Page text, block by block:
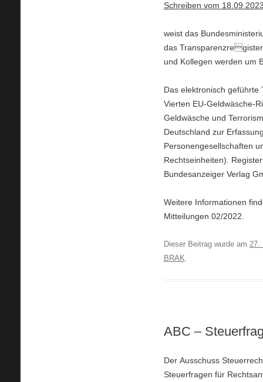
Schreiben vom
weist das
das
und Kollegen werden um
Das elektronisch geführte
Vierten EU-Geldwäsche-
Geldwäsche und
Deutschland zur
Personengesellschaften
Rechtseinheiten).
Bundesanzeiger Verlag
Weitere Informationen
Mitteilungen 02/2022.
Dieser Beitrag wurde am 27.
BRAK.
ABC –
Der Ausschuss
Steuerfragen für